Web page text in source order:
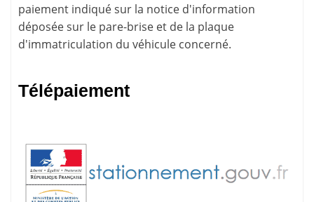
paiement indiqué sur la notice d'information
déposée sur le pare-brise et de la plaque
d'immatriculation du véhicule concerné.
Télépaiement